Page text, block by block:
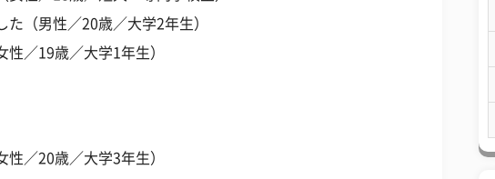
た（男性／20歳／大学2年生）
性／19歳／大学1年生）
性／20歳／大学3年生）